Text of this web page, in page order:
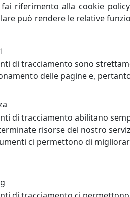
204,00 €
riferimento alla cookie
può rendere le relative
di tracciamento sono
delle pagine e,
di tracciamento abilitano
risorse del nostro
ci permettono di